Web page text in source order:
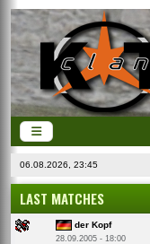
06.08.2026, 23:45
LAST MATCHES
der Kopf
28.09.2005 - 18:00